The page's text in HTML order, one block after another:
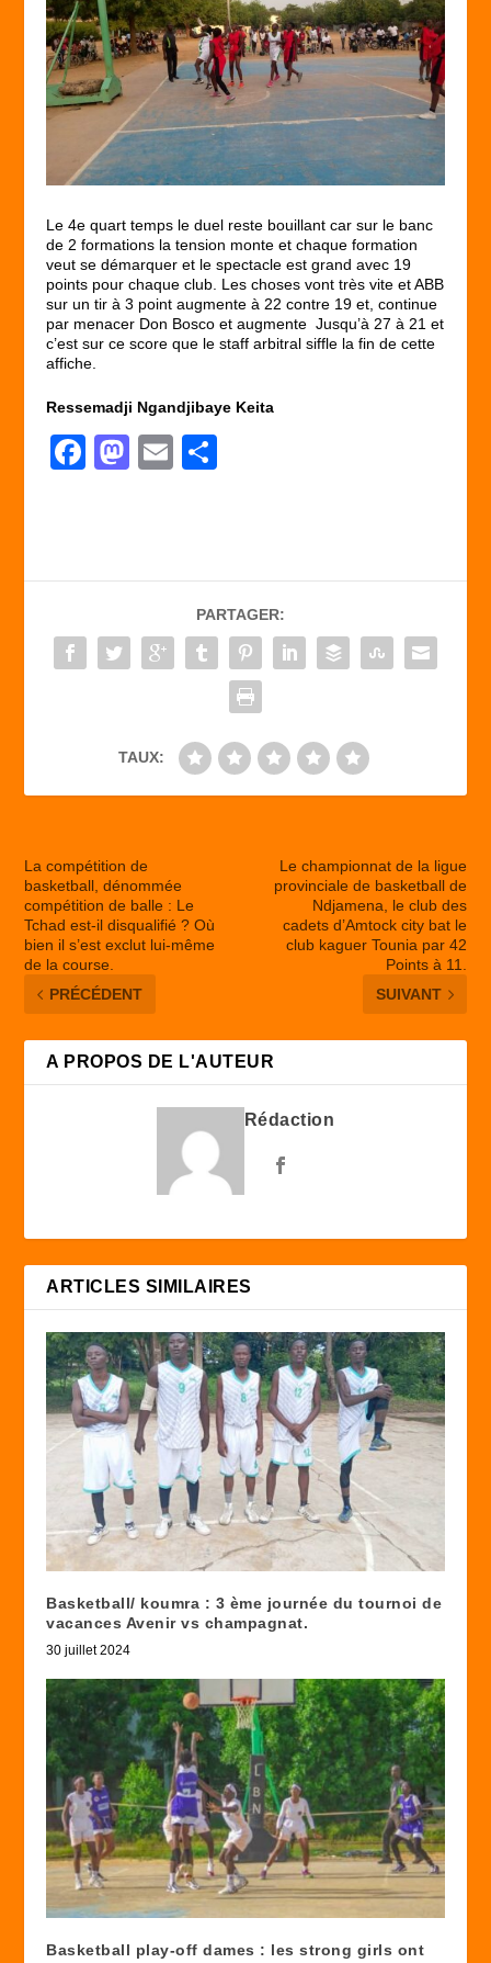
Le 4e quart temps le duel reste bouillant car sur le banc
de 2 formations la tension monte et chaque formation
veut se démarquer et le spectacle est grand avec 19
points pour chaque club. Les choses vont très vite et ABB
sur un tir à 3 point augmente à 22 contre 19 et, continue
par menacer Don Bosco et augmente Jusqu’à 27 à 21 et
c’est sur ce score que le staff arbitral siffle la fin de cette
affiche.
Ressemadji Ngandjibaye Keita
F
b
o
o
M
d
o
n
E
er
PARTAGER:
TAUX:
La compétition de
basketball, dénommée
compétition de balle : Le
Tchad est-il disqualifié ? Où
bien il s’est exclut lui-même
de la course.
PRÉCÉDENT
Le championnat de la ligue
provinciale de basketball de
Ndjamena, le club des
cadets d’Amtock city bat le
club kaguer Tounia par 42
Points à 11.
SUIVANT
A PROPOS DE L'AUTEUR
Rédaction
ARTICLES SIMILAIRES
Basketball/ koumra : 3 ème journée du tournoi de
vacances Avenir vs champagnat.
30 juillet 2024
Basketball play-off dames : les strong girls ont